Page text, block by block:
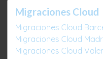
Migraciones Cloud
Migraciones Cloud
Migraciones Cloud
Migraciones Cloud